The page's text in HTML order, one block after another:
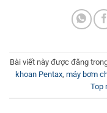
Bài viết này được đăng
khoan Pentax, máy bơm
Top